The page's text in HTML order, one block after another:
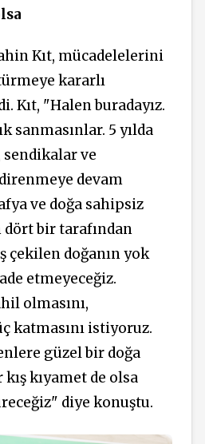
Kıt, mücadelelerini
kararlı
Kıt, "Halen buradayız.
sanmasınlar. 5 yılda
sendikalar ve
devam
ve doğa sahipsiz
bir tarafından
çekilen doğanın yok
etmeyeceğiz.
olmasını,
katmasını istiyoruz.
güzel bir doğa
kıyamet de olsa
diye konuştu.